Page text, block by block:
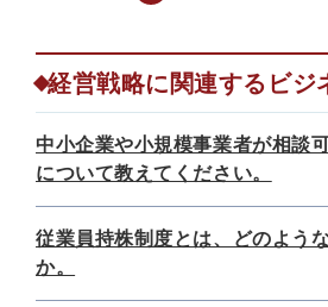
経営戦略に関連するビジ
中小企業や小規模事業者が相談
について教えてください。
従業員持株制度とは、どのよう
か。